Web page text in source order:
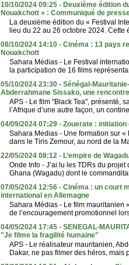
10/10/2024 09:25 - Deuxième édition
Nouakchott » : Communiqué de
La deuxième édition du « Festival
lieu du 22 au 26 octobre 2024. Cette
08/10/2024 14:10 - Cinéma : 13 pays
Nouakchott
Sahara Médias - Le Festival
la participation de 16 films
05/10/2024 23:30 - Sénégal-
Abderrahmane Sissako, une
APS - Le film "Black Tea", présenté,
l’Afrique d’une autre façon, un
04/09/2024 07:29 - Zouerate :
Sahara Medias - Une formation sur «
dans le Tiris Zemour, au nord de la
22/05/2024 08:12 - L’empire de
Onde Info - J’ai lu les TDRs du
Ghana (Wagadu) dont le
07/05/2024 12:56 - Cinéma : un court
international en Allemagne
Sahara Médias - Le film mauritanien
de l’encouragement promotionnel
04/05/2024 17:45 - SENEGAL-
"Je filme la fragilité humaine"
APS - Le réalisateur mauritanien,
Dakar, ne pas filmer des héros, mais